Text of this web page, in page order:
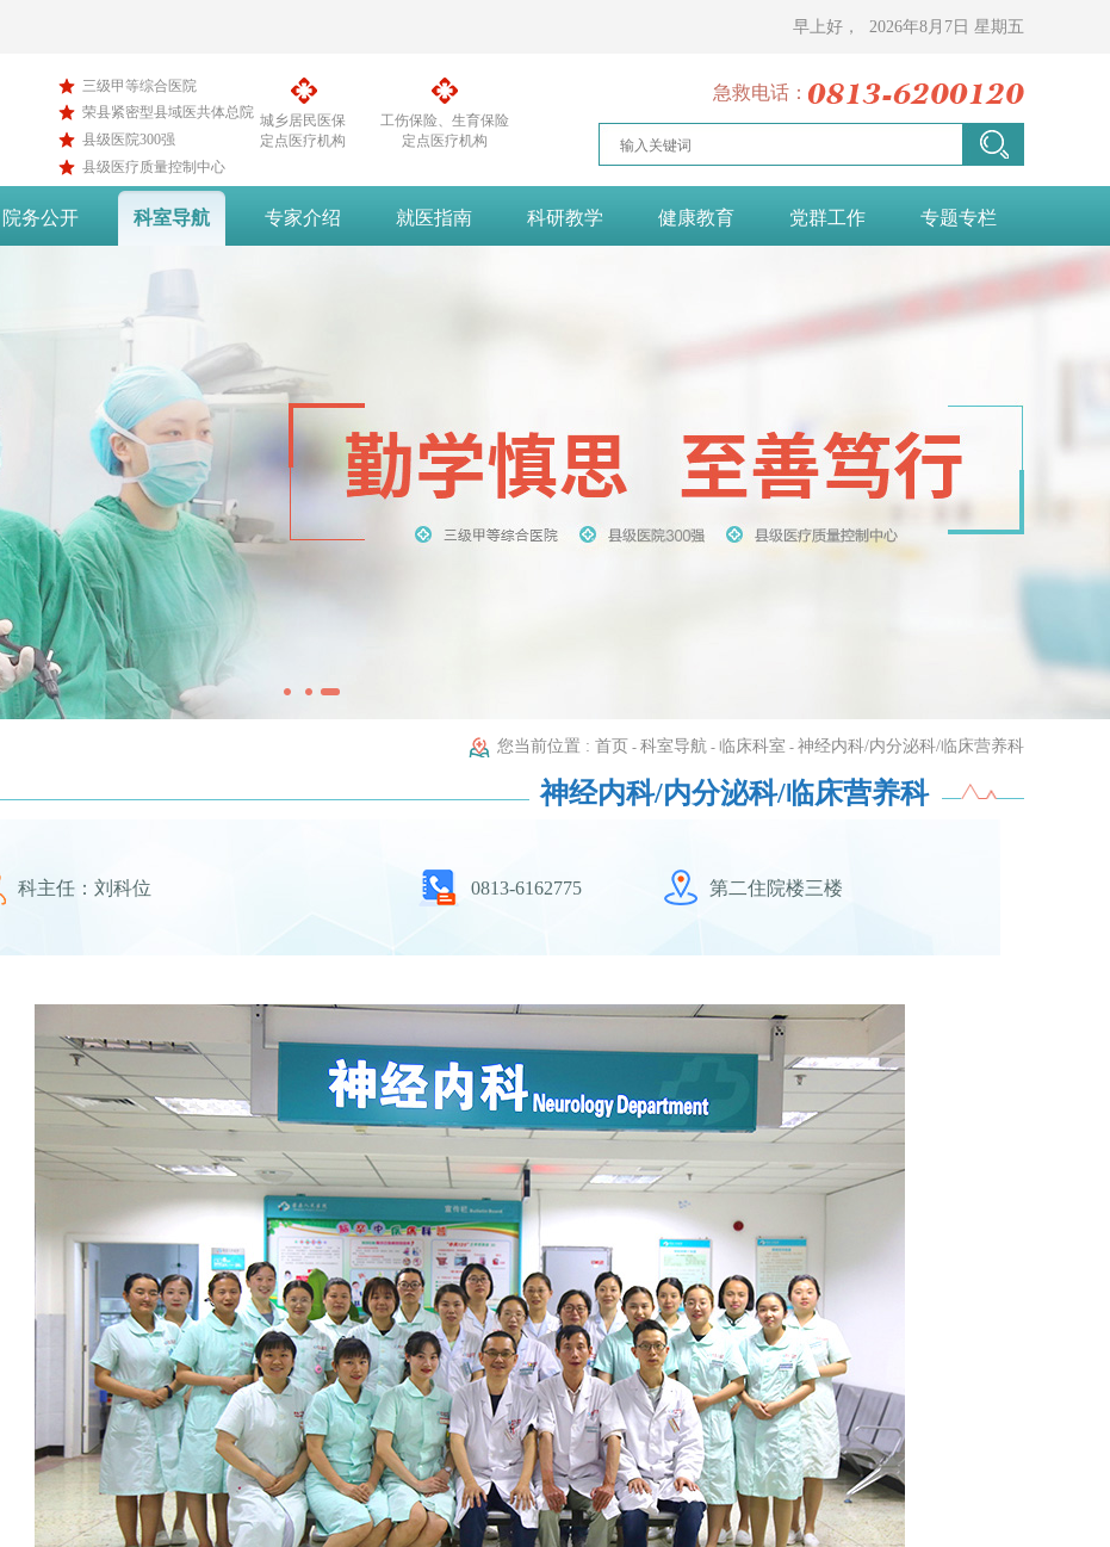
早上好， 2026年8月7日 星期五
三级甲等综合医院
荣县紧密型县域医共体总院
县级医院300强
县级医疗质量控制中心
城乡居民医保
定点医疗机构
工伤保险、生育保险
定点医疗机构
急救电话：
院务公开 科室导航 专家介绍 就医指南 科研教学 健康教育 党群工作 专题专栏
您当前位置 : 首页 - 科室导航 - 临床科室 - 神经内科/内分泌科/临床营养科
神经内科/内分泌科/临床营养科
科主任：刘科位 0813-6162775 第二住院楼三楼